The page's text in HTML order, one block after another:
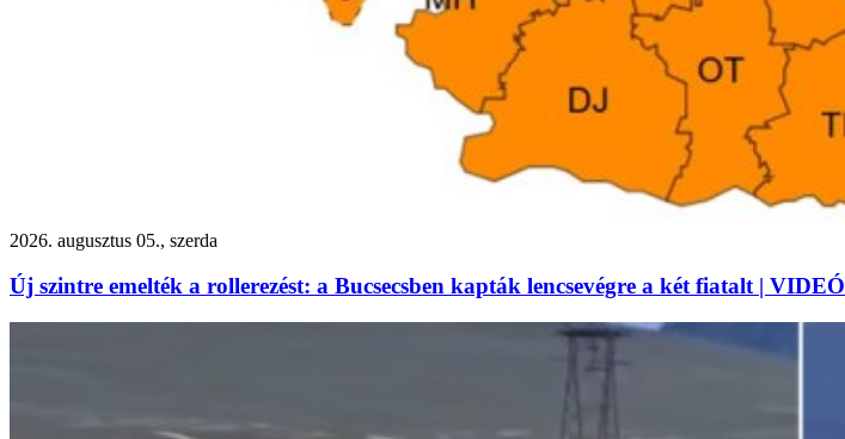
2026. augusztus 05., szerda
Új szintre emelték a rollerezést: a Bucsecsben kapták lencsevégre a két fiatalt | VIDEÓ